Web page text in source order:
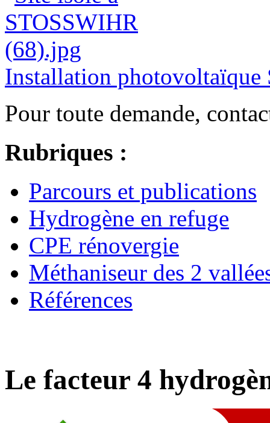
Installation photovoltaïque
Pour toute demande,
Rubriques :
Parcours et publications
Hydrogène en refuge
CPE rénovergie
Méthaniseur des 2
Références
Le facteur 4